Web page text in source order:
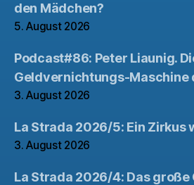
den Mädchen?
5. August 2026
Podcast#86: Peter Liaunig.
Geldvernichtungs-Maschine
3. August 2026
La Strada 2026/5: Ein Zirkus
3. August 2026
La Strada 2026/4: Das große